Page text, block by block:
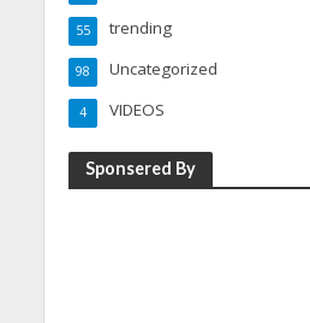
trending
55
Uncategorized
98
VIDEOS
4
Sponsered By